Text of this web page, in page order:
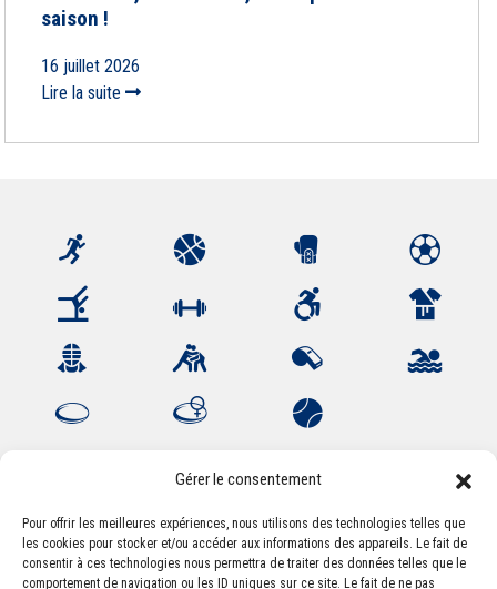
Gérer le consentement
Pour offrir les meilleures expériences, nous utilisons des technologies telles que
les cookies pour stocker et/ou accéder aux informations des appareils. Le fait de
consentir à ces technologies nous permettra de traiter des données telles que le
comportement de navigation ou les ID uniques sur ce site. Le fait de ne pas
saison !
16 juillet 2026
Lire la suite
Association Sportive Montferrandaise
84, boulevard Léon Jouhaux